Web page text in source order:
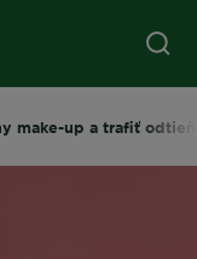
make-up a trafiť